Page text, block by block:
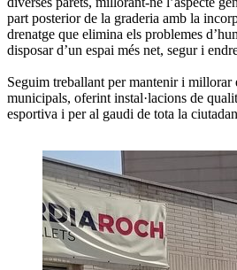
part posterior de la graderia amb la
drenatge que elimina els problemes
disposar d’un espai més net, segur i
Seguim treballant per mantenir i millorar
municipals, oferint instal·lacions de
esportiva i per al gaudi de tota la